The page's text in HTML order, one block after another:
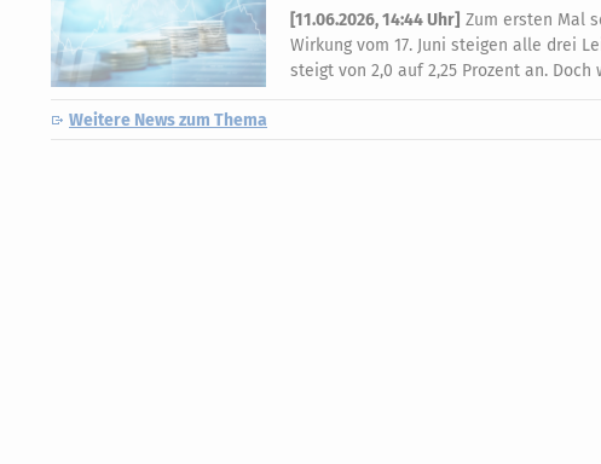
[11.06.2026, 14:44 Uhr] Zum ersten Mal
Wirkung vom 17. Juni steigen alle drei
steigt von 2,0 auf 2,25 Prozent an. Doch
Weitere News zum Thema